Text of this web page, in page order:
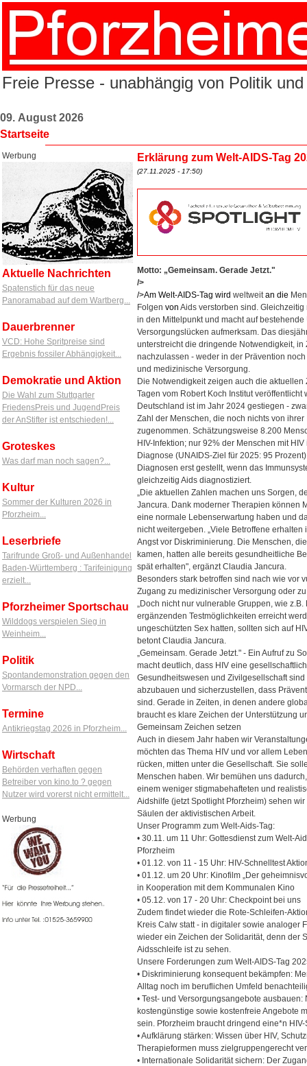
Freie Presse - unabhängig von Politik
09. August 2026
Startseite
Werbung
Aktuelle Nachrichten
Spatenstich für das neue
Panoramabad auf dem Wartberg...
Dauerbrenner
VCD: Hohe Spritpreise sind
Ergebnis fossiler Abhängigkeit...
Demokratie und Aktion
Die Wahl zum Stuttgarter
FriedensPreis und JugendPreis
der AnStifter ist entschieden!...
Groteskes
Was darf man noch sagen?...
Kultur
Sommer der Kulturen 2026 in
Pforzheim...
Leserbriefe
Tarifrunde Groß- und Außenhandel
Baden-Württemberg : Tarifeinigung
erzielt...
Pforzheimer Sportschau
Wilddogs verspielen Sieg in
Weinheim...
Politik
Spontandemonstration gegen den
Vormarsch der NPD...
Termine
Antikriegstag 2026 in Pforzheim...
Wirtschaft
Behörden verhaften gegen
Betreiber von kino.to ? gegen
Nutzer wird vorerst nicht ermittelt...
Werbung
Erklärung zum Welt-AIDS-Tag
(27.11.2025 - 17:50)
Motto: „Gemeinsam. Gerade Jetzt."
/>
/>Am Welt-AIDS-Tag wird weltweit an die
Folgen von Aids verstorben sind.
in den Mittelpunkt und macht auf
Versorgungslücken aufmerksam. Das
unterstreicht die dringende Notwendigkeit,
nachzulassen - weder in der Prävention
und medizinische Versorgung.
Die Notwendigkeit zeigen auch die
Tagen vom Robert Koch Institut
Deutschland ist im Jahr 2024 gestiegen -
Zahl der Menschen, die noch nichts von
zugenommen. Schätzungsweise 8.200
HIV-Infektion; nur 92% der Menschen mit
Diagnose (UNAIDS-Ziel für 2025: 95
Diagnosen erst gestellt, wenn das
gleichzeitig Aids diagnostiziert.
„Die aktuellen Zahlen machen uns Sorgen,
Jancura. Dank moderner Therapien können
eine normale Lebenserwartung haben und
nicht weitergeben. „Viele Betroffene
Angst vor Diskriminierung. Die Menschen,
kamen, hatten alle bereits gesundheitliche
spät erhalten", ergänzt Claudia Jancura.
Besonders stark betroffen sind nach wie vor
Zugang zu medizinischer Versorgung oder
„Doch nicht nur vulnerable Gruppen, wie
ergänzenden Testmöglichkeiten erreicht
ungeschützten Sex hatten, sollten sich auf
betont Claudia Jancura.
„Gemeinsam. Gerade Jetzt." - Ein Aufruf zu
macht deutlich, dass HIV eine
Gesundheitswesen und Zivilgesellschaft
abzubauen und sicherzustellen, dass
sind. Gerade in Zeiten, in denen andere
braucht es klare Zeichen der Unterstützung
Gemeinsam Zeichen setzen
Auch in diesem Jahr haben wir
möchten das Thema HIV und vor allem
rücken, mitten unter die Gesellschaft. Sie
Menschen haben. Wir bemühen uns
einem weniger stigmabehafteten und
Aidshilfe (jetzt Spotlight Pforzheim) sehen
Säulen der aktivistischen Arbeit.
Unser Programm zum Welt-Aids-Tag:
• 30.11. um 11 Uhr: Gottesdienst zum Welt-
Pforzheim
• 01.12. von 11 - 15 Uhr: HIV-Schnelltest
• 01.12. um 20 Uhr: Kinofilm „Der
in Kooperation mit dem Kommunalen Kino
• 05.12. von 17 - 20 Uhr: Checkpoint bei uns
Zudem findet wieder die Rote-Schleifen-
Kreis Calw statt - in digitaler sowie analoger
wieder ein Zeichen der Solidarität, denn der
Aidsschleife ist zu sehen.
Unsere Forderungen zum Welt-AIDS-Tag
• Diskriminierung konsequent bekämpfen:
Alltag noch im beruflichen Umfeld
• Test- und Versorgungsangebote
kostengünstige sowie kostenfreie Angebote
sein. Pforzheim braucht dringend eine*n
• Aufklärung stärken: Wissen über HIV,
Therapieformen muss zielgruppengerecht
• Internationale Solidarität sichern: Der